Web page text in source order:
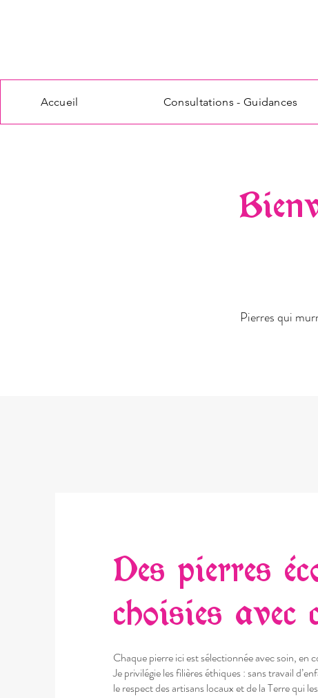
Accueil Consultations - Guidances
Pierres qui
Des pierres
choisies avec
Chaque pierre ici est sélectionnée avec soin, en
Je privilégie les filières éthiques : sans travail
le respect des artisans locaux et de la Terre qui